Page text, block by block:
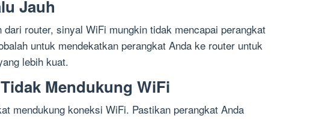
Jauh
router, sinyal WiFi mungkin tidak mencapai perangkat
untuk mendekatkan perangkat Anda ke router untuk
lebih kuat.
Mendukung WiFi
mendukung koneksi WiFi. Pastikan perangkat Anda